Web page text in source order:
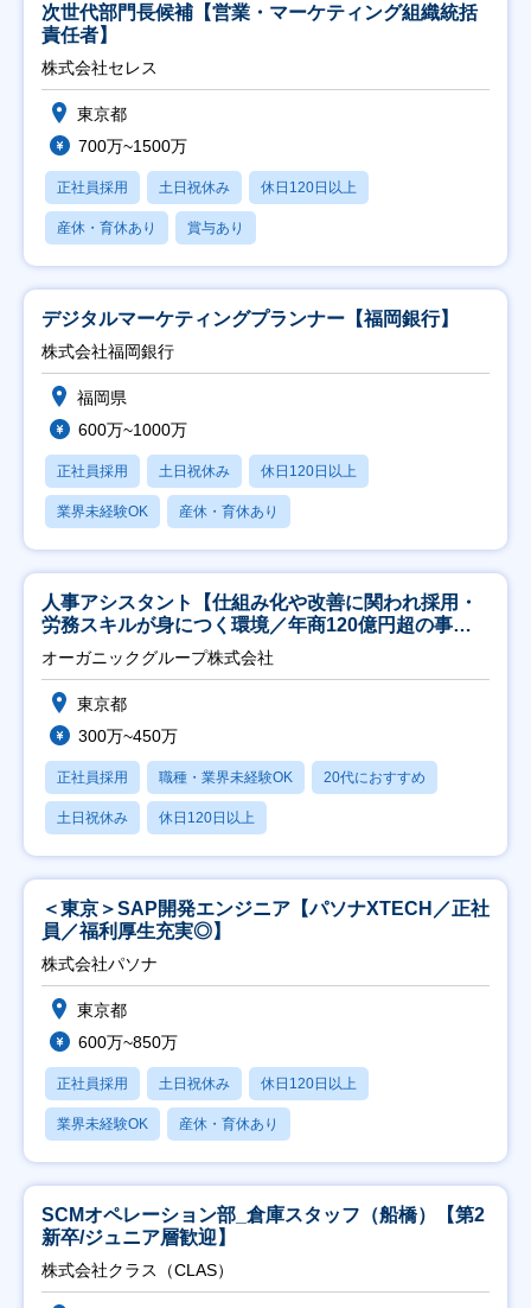
次世代部門長候補【営業・マーケティング組織統括
責任者】
株式会社セレス
東京都
700万~1500万
正社員採用 土日祝休み 休日120日以上
産休・育休あり 賞与あり
デジタルマーケティングプランナー【福岡銀行】
株式会社福岡銀行
福岡県
600万~1000万
正社員採用 土日祝休み 休日120日以上
業界未経験OK 産休・育休あり
人事アシスタント【仕組み化や改善に関われ採用・
労務スキルが身につく環境／年商120億円超の事業
会社】
オーガニックグループ株式会社
東京都
300万~450万
正社員採用 職種・業界未経験OK 20代におすすめ
土日祝休み 休日120日以上
＜東京＞SAP開発エンジニア【パソナXTECH／正社
員／福利厚生充実◎】
株式会社パソナ
東京都
600万~850万
正社員採用 土日祝休み 休日120日以上
業界未経験OK 産休・育休あり
SCMオペレーション部_倉庫スタッフ（船橋）【第2
新卒/ジュニア層歓迎】
株式会社クラス（CLAS）